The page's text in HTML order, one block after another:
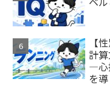
【
計
―心
を